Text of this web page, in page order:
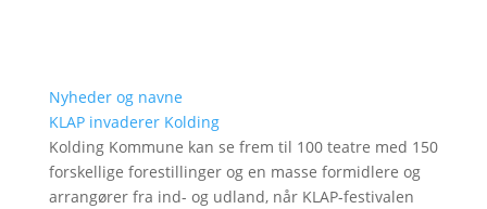
Nyheder og navne
KLAP invaderer Kolding
Kolding Kommune kan se frem til 100 teatre med 150
forskellige forestillinger og en masse formidlere og
arrangører fra ind- og udland, når KLAP-festivalen